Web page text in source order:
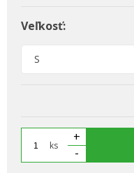
Veľkosť:
S
ks
+
-